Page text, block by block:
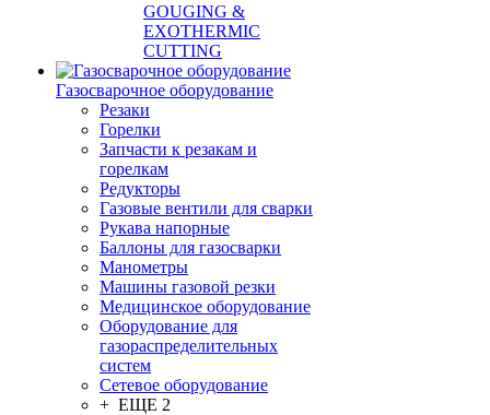
GOUGING &
EXOTHERMIC
CUTTING
Газосварочное оборудование
Резаки
Горелки
Запчасти к резакам и
горелкам
Редукторы
Газовые вентили для сварки
Рукава напорные
Баллоны для газосварки
Манометры
Машины газовой резки
Медицинское оборудование
Оборудование для
газораспределительных
систем
Сетевое оборудование
+ ЕЩЕ 2